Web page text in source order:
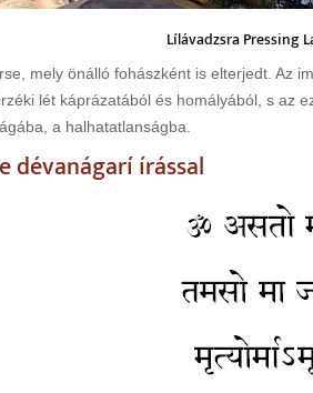
Lílávadzsra Pressing
mely önálló fohászként is elterjedt. Az
lét káprázatából és homályából, s az
a halhatatlanságba.
dévanágarí írással